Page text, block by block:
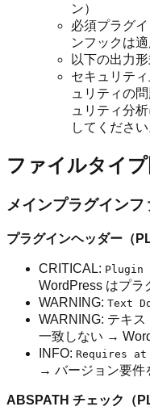
ン）
必須プラグ
ンフックは適
以下の出力
セキュリテ
ュリティの
ュリティ分
してくださ
ファイルタイ
メインプラグインフ
プラグインヘッダー（
CRITICAL: Plugin
WordPress はプラ
WARNING: Text
WARNING: テキ
一致しない →
INFO: Requires
→ バージョン要件
ABSPATH チェック（